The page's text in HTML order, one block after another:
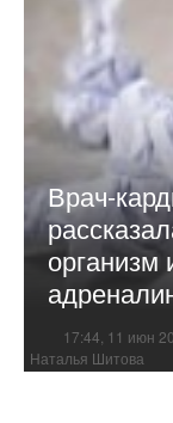
Врач-
организм
17:44, 11 июн
Наталья Шитова